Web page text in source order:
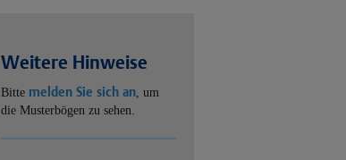
Weitere Hinweise
Bitte melden Sie sich an, um
die Musterbögen zu sehen.